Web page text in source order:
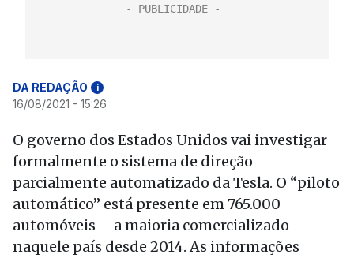
DA REDAÇÃO i
16/08/2021 - 15:26
O governo dos Estados Unidos vai investigar
formalmente o sistema de direção
parcialmente automatizado da Tesla. O “piloto
automático” está presente em 765.000
automóveis – a maioria comercializado
naquele país desde 2014.As informações